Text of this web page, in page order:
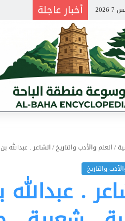
أخبار عاجلة
/العلم والأدب والتاريخ/الشاعر .
والتاريخ
.